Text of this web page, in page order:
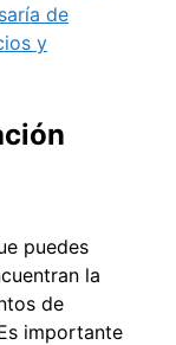
de
y
puedes
la
de
importante